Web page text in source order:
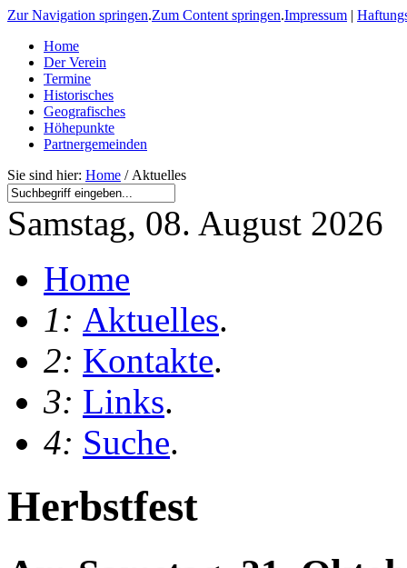
Zur Navigation springen.Zum Content springen.Impressum |
Home
Der Verein
Termine
Historisches
Geografisches
Höhepunkte
Partnergemeinden
Sie sind hier: Home / Aktuelles
Samstag, 08. August 2026
Home
1: Aktuelles.
2: Kontakte.
3: Links.
4: Suche.
Herbstfest